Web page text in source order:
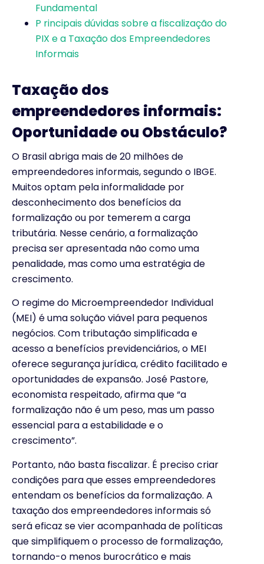
Fundamental
P rincipais dúvidas sobre a fiscalização do
PIX e a Taxação dos Empreendedores
Informais
Taxação dos
empreendedores informais:
Oportunidade ou Obstáculo?
O Brasil abriga mais de 20 milhões de
empreendedores informais, segundo o IBGE.
Muitos optam pela informalidade por
desconhecimento dos benefícios da
formalização ou por temerem a carga
tributária. Nesse cenário, a formalização
precisa ser apresentada não como uma
penalidade, mas como uma estratégia de
crescimento.
O regime do Microempreendedor Individual
(MEI) é uma solução viável para pequenos
negócios. Com tributação simplificada e
acesso a benefícios previdenciários, o MEI
oferece segurança jurídica, crédito facilitado e
oportunidades de expansão. José Pastore,
economista respeitado, afirma que “a
formalização não é um peso, mas um passo
essencial para a estabilidade e o
crescimento”.
Portanto, não basta fiscalizar. É preciso criar
condições para que esses empreendedores
entendam os benefícios da formalização. A
taxação dos empreendedores informais só
será eficaz se vier acompanhada de políticas
que simplifiquem o processo de formalização,
tornando-o menos burocrático e mais